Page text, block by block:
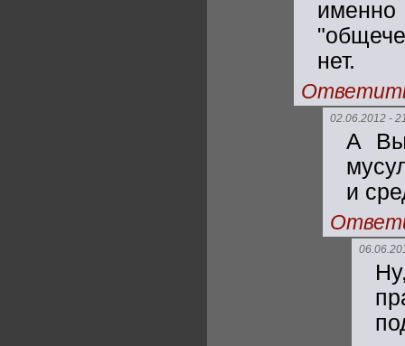
нет.
02.06.2012 -
А Вы
и